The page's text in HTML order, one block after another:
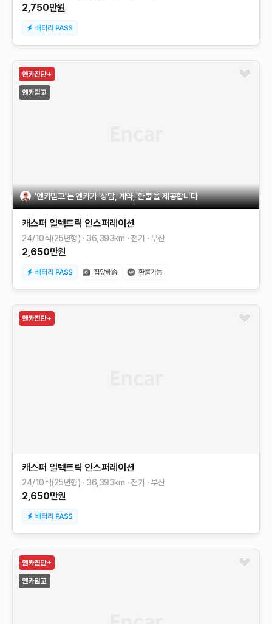
2,750만원
'엔카믿고'는 엔카가 '상담, 계약, 환불'을 제공합니다
캐스퍼 일렉트릭 인스퍼레이션
24/10식(25년형) 36,393km 전기 부산
2,650만원
캐스퍼 일렉트릭 인스퍼레이션
24/10식(25년형) 36,393km 전기 부산
2,650만원